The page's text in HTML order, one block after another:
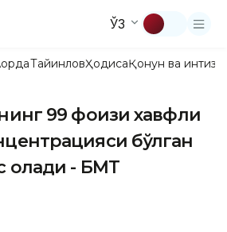
ЎЗ
ТайинловҲодисаҚонун ва
99 фоизи хавфли
бўлган
олади - БМТ